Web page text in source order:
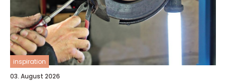
inspiration
03. August 2026